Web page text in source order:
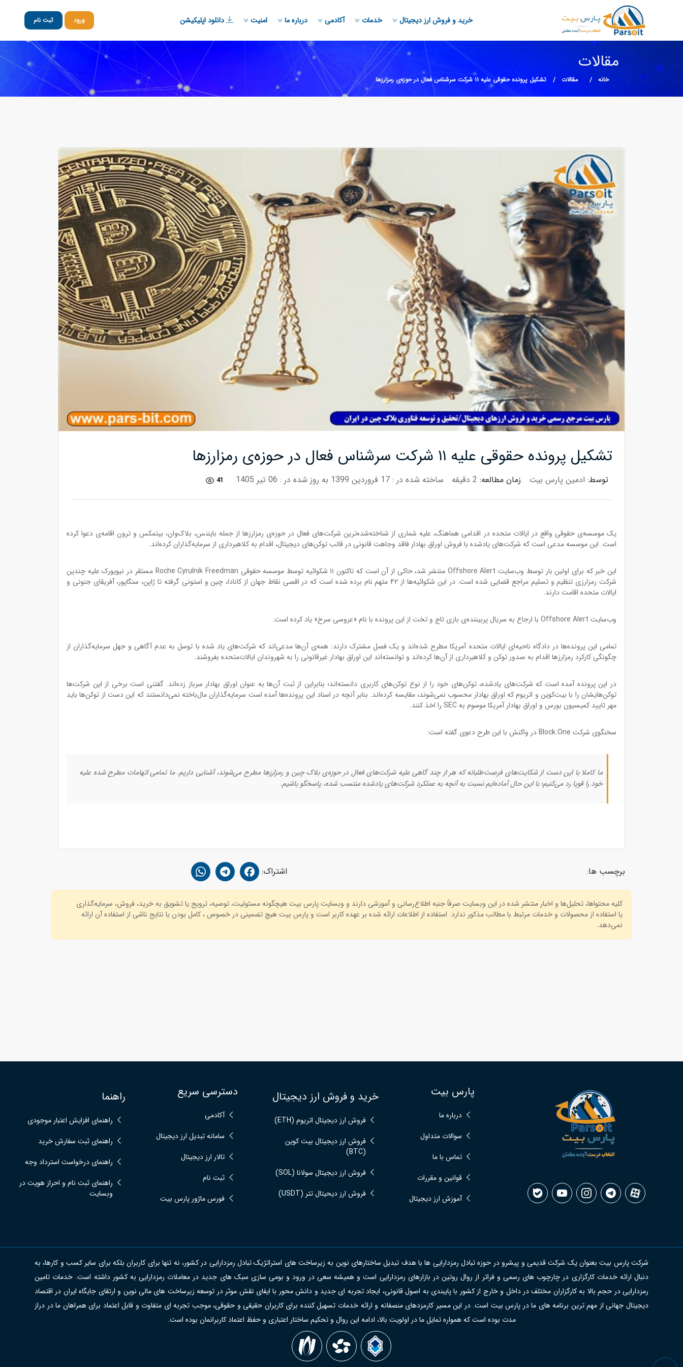
ورود ثبت نام خرید و فروش ارز دیجیتال خدمات آکادمی درباره ما امنیت دانلود اپلیکیشن
مقالات
خانه مقالات تشکیل پرونده‌ حقوقی علیه ۱۱ شرکت سرشناس فعال در حوزه‌ی رمزارزها
تشکیل پرونده‌ حقوقی علیه ۱۱ شرکت سرشناس فعال در حوزه‌ی رمزارزها
توسط: ادمین پارس بیت زمان مطالعه: 2 دقیقه ساخته شده در : 17 فروردین 1399 به روز شده در : 06 تیر 1405 41
یک موسسه‌ی حقوقی واقع در ایالات متحده در اقدامی هماهنگ، علیه شماری از شناخته‌شد‌ه‌ترین شرکت‌های فعال در حوزه‌ی رمزارزها از جمله بایننس، بلاک‌وان، بیتمکس و ترون اقامه‌ی دعوا کرده
است. این موسسه مدعی است که شرکت‌های یادشده با فروش اوراق بهادار فاقد وجاهت قانونی در قالب توکن‌های دیجیتال، اقدام به کلاهبرداری از سرمایه‌گذاران کرده‌اند.
این خبر که برای اولین بار توسط وب‌سایت Offshore Alert منتشر شد، حاکی از آن است که تاکنون ۱۱ شکوائیه توسط موسسه حقوقی Roche Cyrulnik Freedman مستقر در نیویورک علیه چندین
شرکت رمزارزی تنظیم و تسلیم مراجع قضایی شده است. در این شکوائیه‌ها از ۴۲ متهم نام برده شده است که در اقصی نقاط جهان از کانادا، چین و استونی گرفته تا ژاپن، سنگاپور، آفریقای جنونی و
ایالات متحده اقامت دارند.
وب‌سایت Offshore Alert با ارجاع به سریال پربیننده‌ی بازی تاج و تخت از این پرونده با نام «عروسی سرخ» یاد کرده است.
تمامی این پرونده‌ها در دادگاه ناحیه‌ای ایالات متحده آمریکا مطرح شده‌‌اند و یک فصل مشترک دارند: همه‌ی آن‌ها مدعی‌اند که شرکت‌های یاد شده با توسل به عدم آگاهی و جهل سرمایه‌گذاران از
چگونگی کارکرد رمزارزها اقدام به صدور توکن و کلاهبرداری از آن‌ها کرده‌اند و توانسته‌اند این اوراق بهادار غیرقانونی را به شهروندان ایالات‌متحده بفروشند.
در این پرونده آمده است که شرکت‌های یادشده، توکن‌های خود را از نوع توکن‌های کاربری دانسته‌اند؛ بنابراین از ثبت آن‌ها به عنوان اوراق بهادار سرباز زده‌اند. گفتنی است برخی از این شرکت‌ها
توکن‌هایشان را با بیت‌کوین و اتریوم که اوراق بهادار محسوب نمی‌شوند، مقایسه کرده‌اند. بنابر آنچه در اسناد این پرونده‌ها آمده است سرمایه‌گذاران مال‌باخته نمی‌دانستند که این دست از توکن‌ها باید
مهر تایید کمیسیون بورس و اوراق بهادار آمریکا موسوم به SEC را اخذ کنند.
سخنگوی شرکت Block.One در واکنش با این طرح دعوی گفته است:
ما کاملا با این دست از شکایت‌های فرصت‌طلبانه که هر از چند گاهی علیه شرکت‌های فعال در حوزه‌ی بلاک چین و رمزارزها مطرح می‌شوند، آشنایی داریم. ما تمامی اتهامات مطرح شده علیه
خود را قویا رد می‌کنیم؛ با این حال آماده‌ایم نسبت به آنچه به عملکرد شرکت‌های یادشده منتسب شده، پاسخگو باشیم.
برچسب ها: اشتراک:
کلیه محتواها، تحلیل‌ها و اخبار منتشر شده در این وبسایت صرفاً جنبه اطلاع‌رسانی و آموزشی دارند و وبسایت پارس بیت هیچگونه مسئولیت، توصیه، ترویج یا تشویق به خرید، فروش، سرمایه‌گذاری
یا استفاده از محصولات و خدمات مرتبط با مطالب مذکور ندارد. استفاده از اطلاعات ارائه شده بر عهده کاربر است و پارس بیت هیچ تضمینی در خصوص ، کامل بودن یا نتایج ناشی از استفاده آن ارائه
نمی‌دهد.
پارس بیت
درباره ما
سوالات متداول
تماس با ما
قوانین و مقررات
آموزش ارز دیجیتال
خرید و فروش ارز دیجیتال
فروش ارز دیجیتال اتریوم (ETH)
فروش ارز دیجیتال بیت کوین
(BTC)
فروش ارز دیجیتال سولانا (SOL)
فروش ارز دیحیتال تتر (USDT)
دسترسی سریع
آکادمی
سامانه تبدیل ارز دیجیتال
تالار ارز دیجیتال
ثبت نام
فورس ماژور پارس بیت
راهنما
راهنمای افزایش اعتبار موجودی
راهنمای ثبت سفارش خرید
راهنمای درخواست استرداد وجه
راهنمای ثبت نام و احراز هویت در
وبسایت
شرکت پارس بیت بعنوان یک شرکت قدیمی و پیشرو در حوزه تبادل رمزدارایی ها با هدف تبدیل ساختارهای نوین به زیرساخت های استراتژیک تبادل رمزدارایی در کشور، نه تنها برای کاربران بلکه برای سایر کسب و کارها، به
دنبال ارائه خدمات کارگزاری در چارچوب های رسمی و فراتر از روال روتین در بازارهای رمزدارایی است و همیشه سعی در ورود و بومی سازی سبک های جدید در معاملات رمزدارایی به کشور داشته است. خدمات تامین
رمزدارایی در حجم بالا به کارگزاران مختلف در داخل و خارج از کشور با پایبندی به اصول قانونی، ایجاد تجربه ای جدید و دانش محور با ایفای نقش موثر در توسعه زیرساخت های مالی نوین و ارتقای جایگاه ایران در اقتصاد
دیجیتال جهانی از مهم ترین برنامه های ما در پارس بیت است. در این مسیر کارمزدهای منصفانه و ارائه خدمات تسهیل کننده برای کاربران حقیقی و حقوقی، موجب تجربه ای متفاوت و قابل اعتماد برای همراهان ما در دراز
مدت بوده است که همواره تمایل ما در اولویت بالا، ادامه این روال و تحکیم ساختار اعتباری و حفظ اعتماد کاربرانمان بوده است.